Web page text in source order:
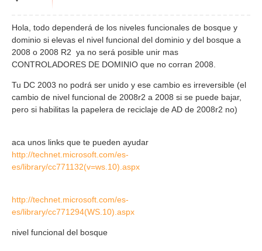
Hola, todo dependerá de los niveles funcionales de bosque y
dominio si elevas el nivel funcional del dominio y del bosque a
2008 o 2008 R2 ya no será posible unir mas
CONTROLADORES DE DOMINIO que no corran 2008.
Tu DC 2003 no podrá ser unido y ese cambio es irreversible (el
cambio de nivel funcional de 2008r2 a 2008 si se puede bajar,
pero si habilitas la papelera de reciclaje de AD de 2008r2 no)
aca unos links que te pueden ayudar
http://technet.microsoft.com/es-
es/library/cc771132(v=ws.10).aspx
http://technet.microsoft.com/es-
es/library/cc771294(WS.10).aspx
nivel funcional del bosque